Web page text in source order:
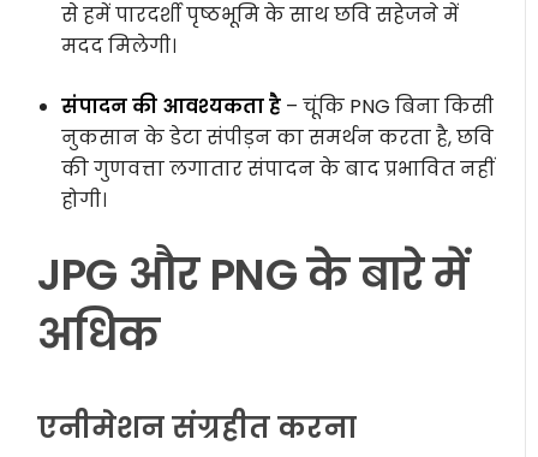
से हमें पारदर्शी पृष्ठभूमि के साथ छवि सहेजने में
मदद मिलेगी।
संपादन की आवश्यकता है – चूंकि PNG बिना किसी
नुकसान के डेटा संपीड़न का समर्थन करता है, छवि
की गुणवत्ता लगातार संपादन के बाद प्रभावित नहीं
होगी।
JPG और PNG के बारे में
अधिक
एनीमेशन संग्रहीत करना